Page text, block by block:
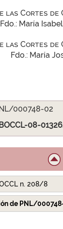
las Cortes de
Fdo.: María
las Cortes de
Fdo.: María
000748-02
08-
n. 208/8
de PNL/